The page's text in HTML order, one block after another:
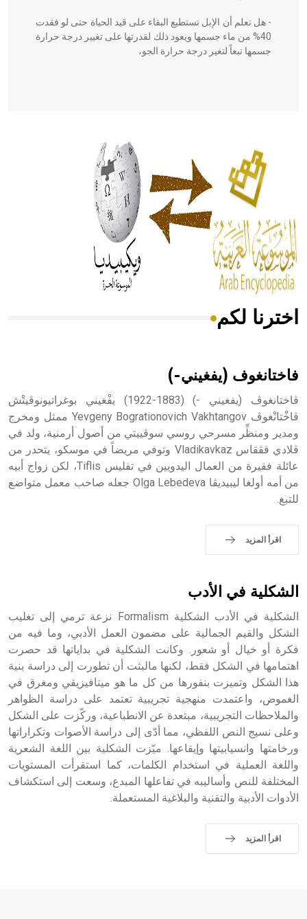
- هل تعلم أن الإبل تستطيع البقاء على قيد الحياة حتى لو فقدت
40% من ماء جسمها ويعود ذلك لقدرتها على تغيير درجة حرارة
جسمها تبعاً لتغير درجة حرارة الجو،
الحكم، الأدلة، تنظيم التغذية، ورسالته في جروح الرأس. ويعود
له الفضل بأنه حرر الطب من الدين والفلسفة.
- هل تعلم أن المرجان إفراز حيواني يتكون في البحر ويتركب
من مادة كربونات الكلسيوم، وهو أحمر أو شديد الحمرة وهو
أجود أنواعه، ويمتاز بكبر الحجم ويسمى الش
هل تعلم أن الأبسيد كلمة فرنسية اللفظ تم اعتمادها مصطلحاً
- هل تعلم أن أبجر Abgar اسم معروف جيداً يعود إلى عدد من
الملوك الذين حكموا مدينة إديسا (الرها) من أبجر الأول وحتى
التاسع، وهم ينتسبون إلى أسرة أوسروين
اخترنا لكم
فاختانغوف (يفغيني-)
ڤاختانغوڤ (يفغيني -) (1883-1922) يفْغيني بوغراتيونوڤيتْش
ڤاخْتانْغوڤ Yevgeny Bogrationovich Vakhtangov ممثل ومخرج
ومدير ومنظِّر مسرحي روسي سوڤييتي من أصول أرمنية، ولد في
ڤلادي قڤقاس Vladikavkaz وتوفي مريضاً في موسكو، يتحدر من
عائلة فقيرة من العمال اليدويين في تفليس Tiflis، لكن زواج أبيه
من أمه أولغا ليبيديڤا Olga Lebedeva جعله صاحب معمل متواضع
للتبغ.
اقرأ المزيد
الشكلية في الأدب
الشكلية في الأدب الشكلية Formalism نزعة ترمي إلى تغليب
الشكل والقيم الجمالية على مضمون العمل الأدبي، وما فيه من
فكرة أو خيال أو شعور. وكانت الشكلية في بداياتها قد حصرت
اهتمامها في الشكل فقط، لكنها مالبثت أن تطورت إلى دراسة بنية
هذا الشكل وتميزت بنفورها من كل ما هو ميتافيزيقي ومغرق في
الغموض، واعتمدت منهجية تجريبية تعتمد على دراسة الظواهر
والملاحظات التجريبية، مبتعدة عن الانطباعية، وركّزت على الشكل
وعلى نسيج النص اللفظي، مما أدّى إلى دراسة الأصوات وتكراراتها
ورخامتها وانسيابيتها وإيقاعها. ميّزت الشكلية بين اللغة الشعرية
واللغة العملية في استخدام الكلمات، كما استقرأت المستويات
المختلفة للنص وأساليبه في تفاعلها المبدع، وسعت إلى استكشاف
الأدوات الأدبية والتقنية والبلاغية المستعملة.
اقرأ المزيد